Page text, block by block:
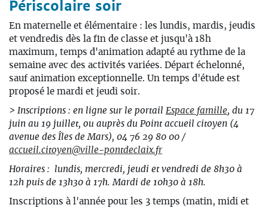
Périscolaire soir
En maternelle et élémentaire : les lundis, mardis, jeudis
et vendredis dès la fin de classe et jusqu'à 18h
maximum, temps d'animation adapté au rythme de la
semaine avec des activités variées. Départ échelonné,
sauf animation exceptionnelle. Un temps d'étude est
proposé le mardi et jeudi soir.
> Inscriptions : en ligne sur le portail Espace famille, du 17
juin au 19 juillet, ou auprès du Point accueil citoyen (4
avenue des Îles de Mars), 04 76 29 80 00 /
accueil.citoyen@ville-pontdeclaix.fr
Horaires : lundis, mercredi, jeudi et vendredi de 8h30 à
12h puis de 13h30 à 17h. Mardi de 10h30 à 18h.
Inscriptions à l'année pour les 3 temps (matin, midi et